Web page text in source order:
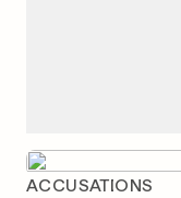
ACCUSATIONS